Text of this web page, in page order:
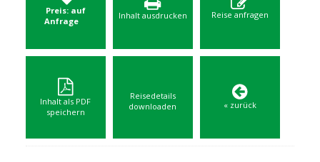
Preis: auf
Anfrage
Inhalt ausdrucken Reise anfragen
Inhalt als PDF
speichern
Reisedetails
downloaden
« zurück